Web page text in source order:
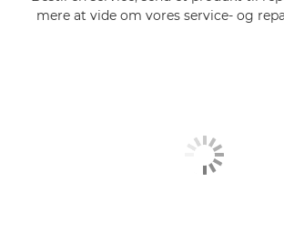
mere at vide om vores service- og